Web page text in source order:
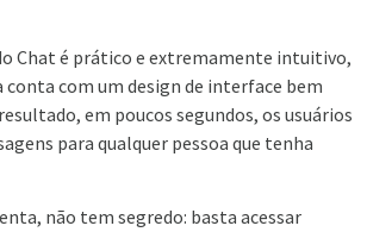
Chat é prático e extremamente intuitivo,
com um design de interface bem
em poucos segundos, os usuários
para qualquer pessoa que tenha
não tem segredo: basta acessar